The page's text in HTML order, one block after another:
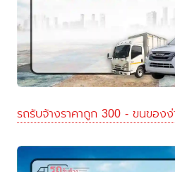
รถรับจ้างราคาถูก 300 - ขนของง่